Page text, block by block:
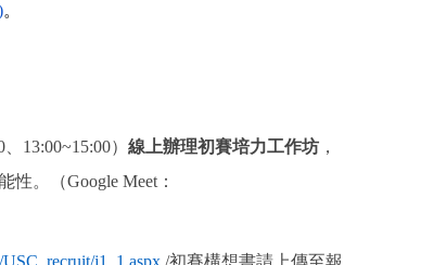
。
13:00~15:00） 線上辦理初賽培力工作坊 ，
性。 （Google Meet ：
j1_1.aspx /初賽構想書請上傳至報